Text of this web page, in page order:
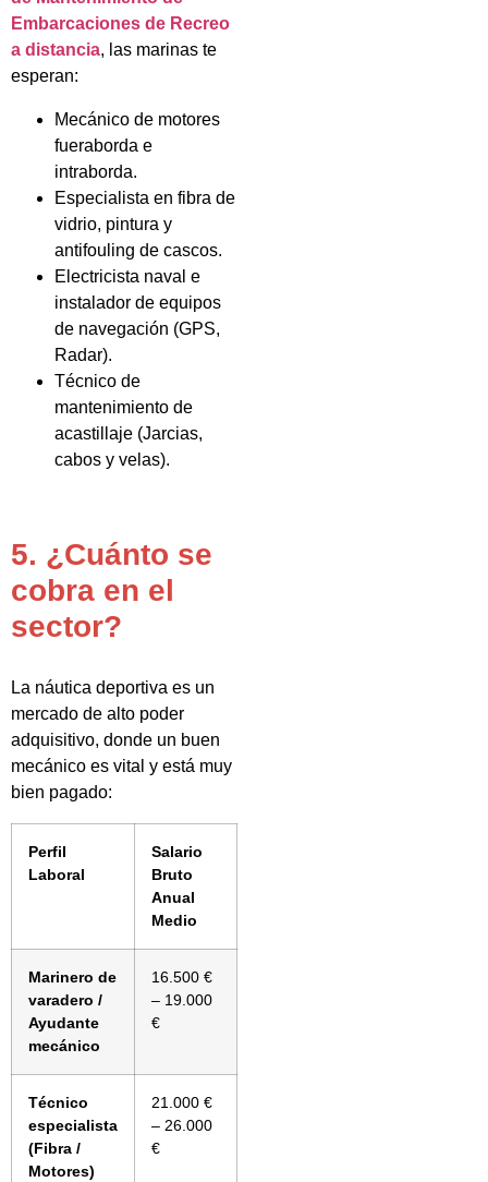
Embarcaciones de Recreo
a distancia, las marinas te
esperan:
Mecánico de motores
fueraborda e
intraborda.
Especialista en fibra de
vidrio, pintura y
antifouling de cascos.
Electricista naval e
instalador de equipos
de navegación (GPS,
Radar).
Técnico de
mantenimiento de
acastillaje (Jarcias,
cabos y velas).
5. ¿Cuánto se
cobra en el
sector?
La náutica deportiva es un
mercado de alto poder
adquisitivo, donde un buen
mecánico es vital y está muy
bien pagado:
Perfil
Laboral
Salario
Bruto
Anual
Medio
Marinero de
varadero /
Ayudante
mecánico
16.500 €
– 19.000
€
Técnico
especialista
(Fibra /
Motores)
21.000 €
– 26.000
€